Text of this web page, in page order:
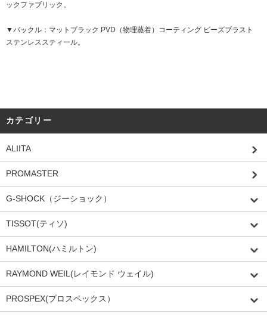
ックファブリック。
▼バックル：マットブラック PVD（物理蒸着）コーティング ビーズブラスト
ステンレススティール。
カテゴリー
ALIITA
PROMASTER
G-SHOCK（ジーショック）
TISSOT(ティソ)
HAMILTON(ハミルトン)
RAYMOND WEIL(レイモンド ウェイル)
PROSPEX(プロスペックス）